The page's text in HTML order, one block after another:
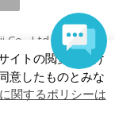
Co., Ltd.
イトの閲覧を続け
意したものとみな
関するポリシーは